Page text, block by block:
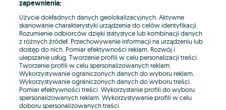
E-mail
Hasło
zapewnienia:
Użycie dokładnych danych geolokalizacyjnych. Aktywne
skanowanie charakterystyki urządzenia do celów identyfikacji.
Rozumienie odbiorców dzięki statystyce lub kombinacji danych
z różnych źródeł. Przechowywanie informacji na urządzeniu lub
dostęp do nich. Pomiar efektywności reklam. Rozwój i
ulepszanie usług. Tworzenie profili w celu personalizacji treści.
Tworzenie profili w celu spersonalizowanych reklam.
Wykorzystywanie ograniczonych danych do wyboru reklam.
Wykorzystywanie ograniczonych danych do wyboru treści.
Pomiar efektywności treści. Wykorzystanie profili do wyboru
spersonalizowanych reklam. Wykorzystywanie profili w celu
doboru spersonalizowanych treści.